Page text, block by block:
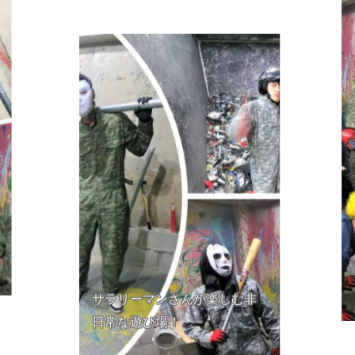
サラリーマンさんが楽しむ非
日常な遊び場！